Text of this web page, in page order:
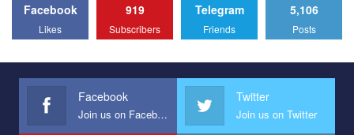
All you have to do is to press "Like" below the video.
Эмоционально сильный ролик от команды "Гей-альянс
представляющий программу развития организации.
Мы просим вас поддержать нас и помочь нам реализовать
наш план по борьбе с насилием и дискриминацией на почве
Facebook
Likes
919
Subscribers
Telegram
Friends
5,106
Posts
Facebook
Join us on Facebook
Twitter
Join us on Twitter